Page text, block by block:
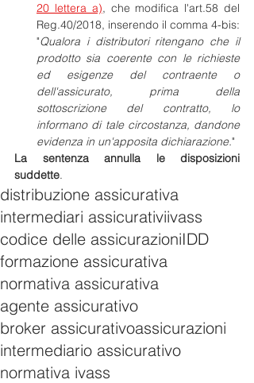
20 lettera a), che modifica l'art.58 del
Reg.40/2018, inserendo il comma 4-bis:
"Qualora i distributori ritengano che il
prodotto sia coerente con le richieste
ed esigenze del contraente o
dell'assicurato, prima della
sottoscrizione del contratto, lo
informano di tale circostanza, dandone
evidenza in un'apposita dichiarazione."
La sentenza annulla le disposizioni
suddette.
distribuzione assicurativa
intermediari assicurativiivass
codice delle assicurazioniIDD
formazione assicurativa
normativa assicurativa
agente assicurativo
broker assicurativoassicurazioni
intermediario assicurativo
normativa ivass